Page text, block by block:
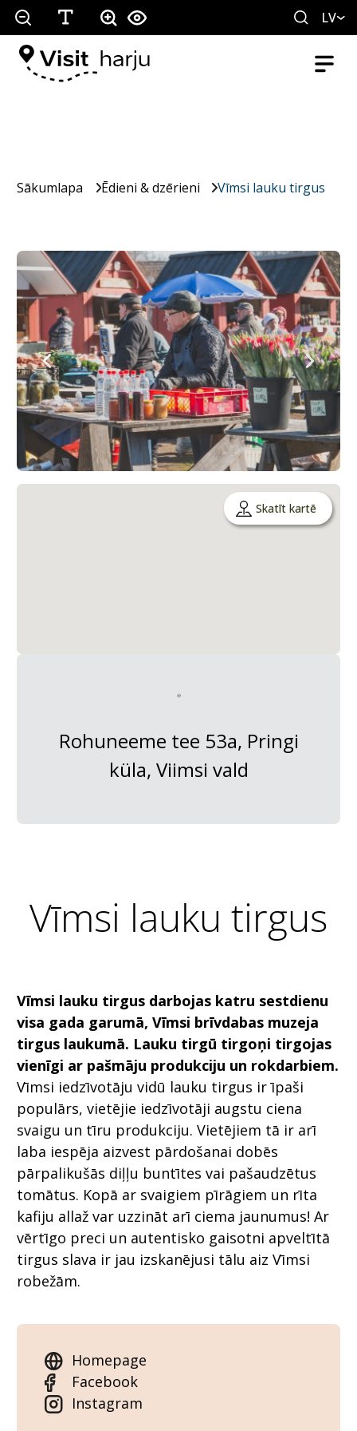
LV
Sākumlapa Ēdieni & dzērieni Vīmsi lauku tirgus
Skatīt kartē
Rohuneeme tee 53a, Pringi
küla, Viimsi vald
Vīmsi lauku tirgus
Vīmsi lauku tirgus darbojas katru sestdienu
visa gada garumā, Vīmsi brīvdabas muzeja
tirgus laukumā. Lauku tirgū tirgoņi tirgojas
vienīgi ar pašmāju produkciju un rokdarbiem.
Vīmsi iedzīvotāju vidū lauku tirgus ir īpaši
populārs, vietējie iedzīvotāji augstu ciena
svaigu un tīru produkciju. Vietējiem tā ir arī
laba iespēja aizvest pārdošanai dobēs
pārpalikušās diļļu buntītes vai pašaudzētus
tomātus. Kopā ar svaigiem pīrāgiem un rīta
kafiju allaž var uzzināt arī ciema jaunumus! Ar
vērtīgo preci un autentisko gaisotni apveltītā
tirgus slava ir jau izskanējusi tālu aiz Vīmsi
robežām.
Homepage
Facebook
Instagram